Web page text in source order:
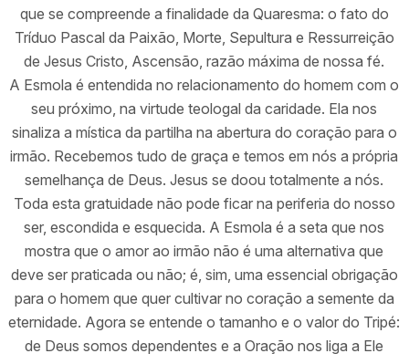
que se compreende a finalidade da Quaresma: o fato do
Tríduo Pascal da Paixão, Morte, Sepultura e Ressurreição
de Jesus Cristo, Ascensão, razão máxima de nossa fé.
A Esmola é entendida no relacionamento do homem com o
seu próximo, na virtude teologal da caridade. Ela nos
sinaliza a mística da partilha na abertura do coração para o
irmão. Recebemos tudo de graça e temos em nós a própria
semelhança de Deus. Jesus se doou totalmente a nós.
Toda esta gratuidade não pode ficar na periferia do nosso
ser, escondida e esquecida. A Esmola é a seta que nos
mostra que o amor ao irmão não é uma alternativa que
deve ser praticada ou não; é, sim, uma essencial obrigação
para o homem que quer cultivar no coração a semente da
eternidade. Agora se entende o tamanho e o valor do Tripé:
de Deus somos dependentes e a Oração nos liga a Ele